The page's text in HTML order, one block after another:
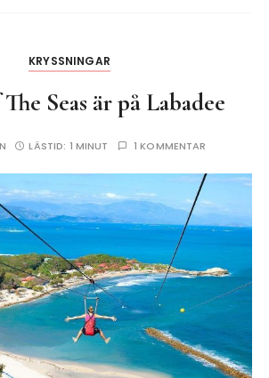
KRYSSNINGAR
Seas är på Labadee
LÄSTID: 1 MINUT 1 KOMMENTAR